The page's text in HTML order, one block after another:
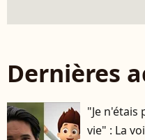
Dernières
"Je n'étais
vie" : La